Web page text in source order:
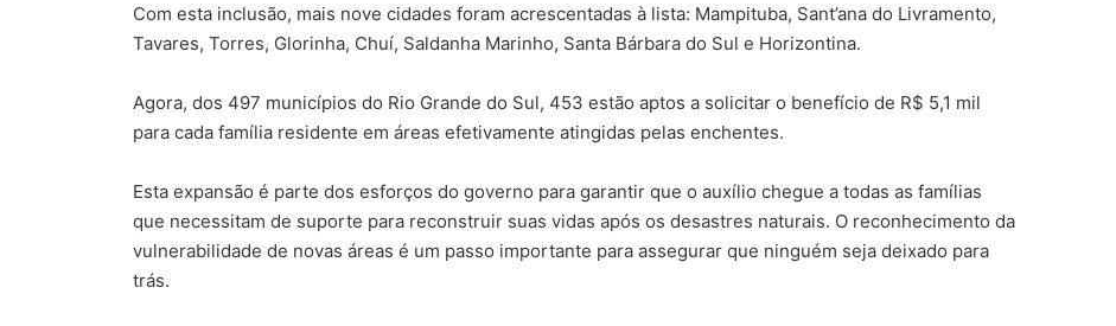
Com esta inclusão, mais nove cidades foram acrescentadas à lista: Mampituba, Sant’ana do Livramento,
Tavares, Torres, Glorinha, Chuí, Saldanha Marinho, Santa Bárbara do Sul e Horizontina.
Agora, dos 497 municípios do Rio Grande do Sul, 453 estão aptos a solicitar o benefício de R$ 5,1 mil
para cada família residente em áreas efetivamente atingidas pelas enchentes.
Esta expansão é parte dos esforços do governo para garantir que o auxílio chegue a todas as famílias
que necessitam de suporte para reconstruir suas vidas após os desastres naturais. O reconhecimento da
vulnerabilidade de novas áreas é um passo importante para assegurar que ninguém seja deixado para
trás.